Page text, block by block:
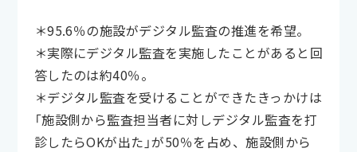
＊95.6％の施設がデジタル監査の推進を希望。
＊実際にデジタル監査を実施したことがあると回
答したのは約40％。
＊デジタル監査を受けることができたきっかけは
「施設側から監査担当者に対しデジタル監査を打
診したらOKが出た」が50％を占め、施設側から